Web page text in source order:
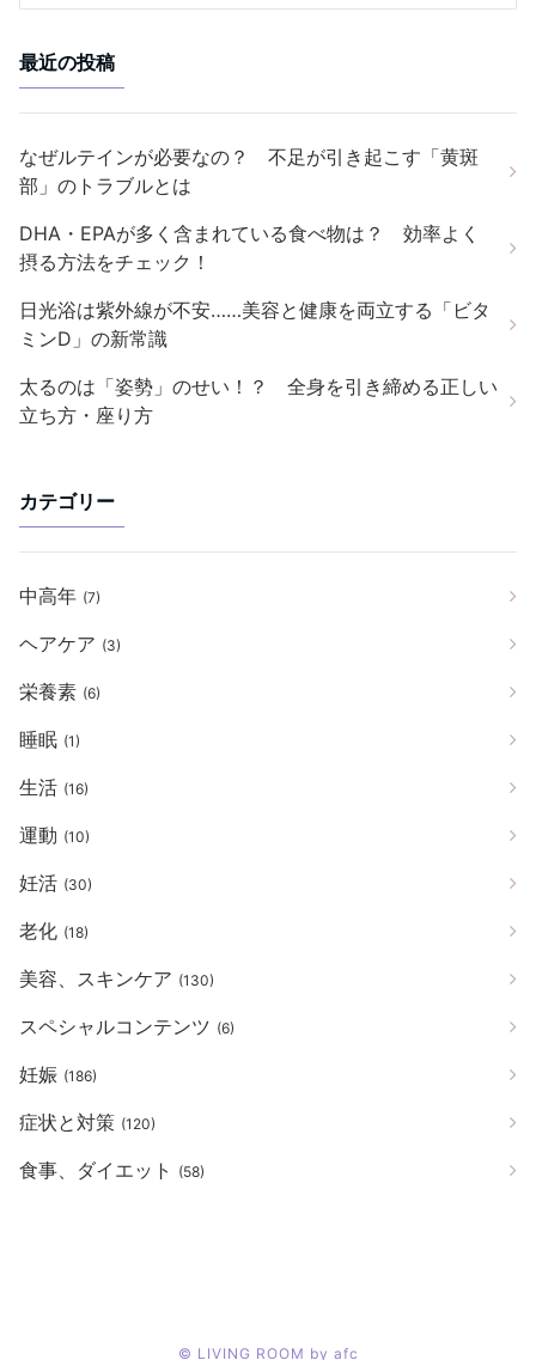
最近の投稿
なぜルテインが必要なの？ 不足が引き起こす「黄斑
部」のトラブルとは
DHA・EPAが多く含まれている食べ物は？ 効率よく
摂る方法をチェック！
日光浴は紫外線が不安……美容と健康を両立する「ビタ
ミンD」の新常識
太るのは「姿勢」のせい！？ 全身を引き締める正しい
立ち方・座り方
カテゴリー
中高年 (7)
ヘアケア (3)
栄養素 (6)
睡眠 (1)
生活 (16)
運動 (10)
妊活 (30)
老化 (18)
美容、スキンケア (130)
スペシャルコンテンツ (6)
妊娠 (186)
症状と対策 (120)
食事、ダイエット (58)
© LIVING ROOM by afc